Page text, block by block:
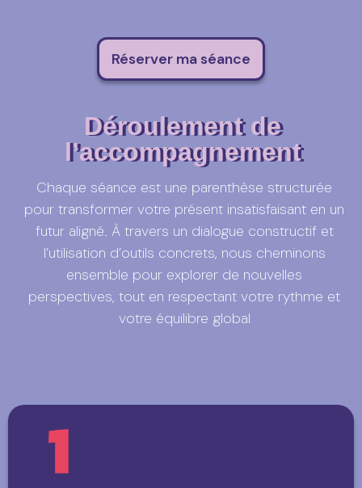
Réserver ma séance
Déroulement de
l’accompagnement
Chaque séance est une parenthèse structurée
pour transformer votre présent insatisfaisant en un
futur aligné. À travers un dialogue constructif et
l’utilisation d’outils concrets, nous cheminons
ensemble pour explorer de nouvelles
perspectives, tout en respectant votre rythme et
votre équilibre global